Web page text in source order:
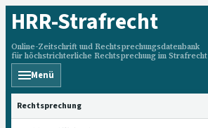
HRR-Strafrecht
Online-Zeitschrift und Rechtsprechungsdatenbank
für höchstrichterliche Rechtsprechung im Strafrecht
Menü
HRRS durchsuchen